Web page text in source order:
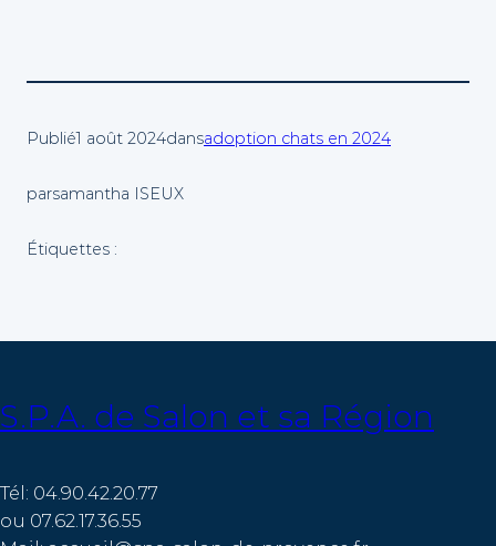
Publié1 août 2024dansadoption chats en 2024
parsamantha ISEUX
Étiquettes :
S.P.A. de Salon et sa Région
Tél: 04.90.42.20.77
ou 07.62.17.36.55